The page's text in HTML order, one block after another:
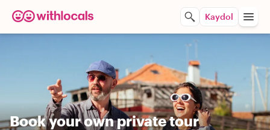
Kaydol
Book your own private tour